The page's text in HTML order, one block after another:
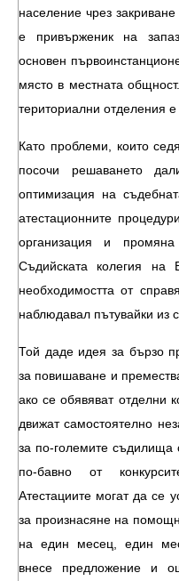
население чрез
е привърженик на
основен
място в местната
териториални отделения
Като проблеми, които
посочи решаването
оптимизация на
атестационните
организация и
Съдийската колегия на
необходимостта от
наблюдавал пътувайки из
Той даде идея за бързо
за повишаване и
ако се обявяват отделни
движат самостоятелно
за по-големите съдилища
по-бавно от
Атестациите могат да се
за произнасяне на
на един месец, един
внесе предложение и